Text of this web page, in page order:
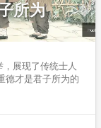
所为
展现了传统士人
德才是君子所为的